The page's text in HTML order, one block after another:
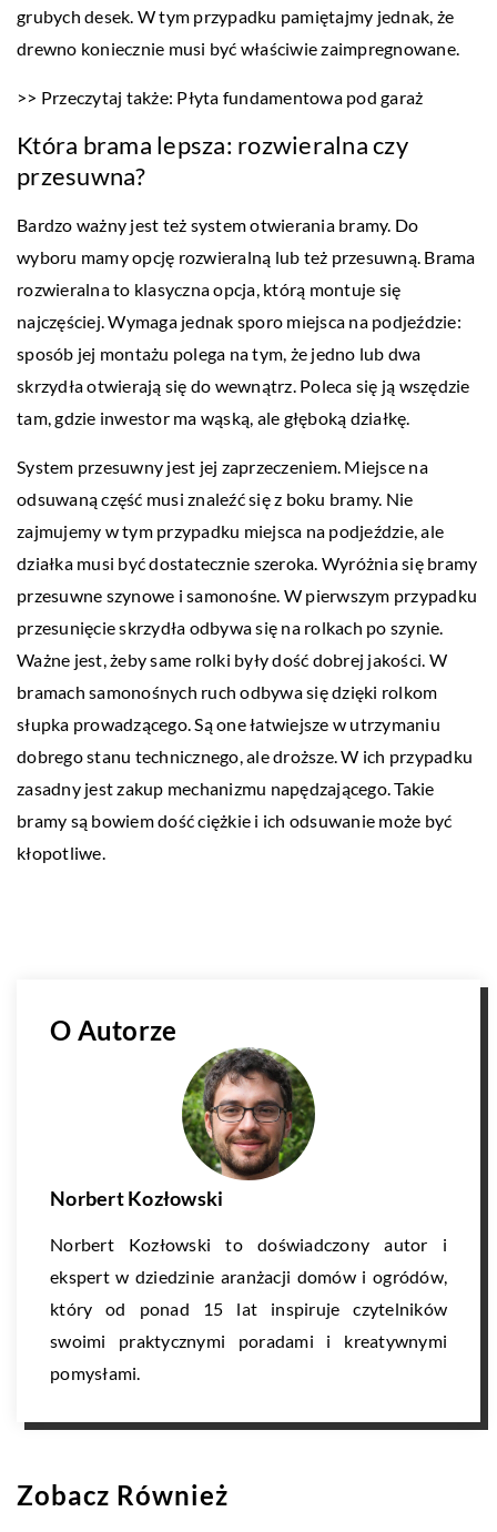
grubych desek. W tym przypadku pamiętajmy jednak, że
drewno koniecznie musi być właściwie zaimpregnowane.
>> Przeczytaj także: Płyta fundamentowa pod garaż
Która brama lepsza: rozwieralna czy
przesuwna?
Bardzo ważny jest też system otwierania bramy. Do
wyboru mamy opcję rozwieralną lub też przesuwną. Brama
rozwieralna to klasyczna opcja, którą montuje się
najczęściej. Wymaga jednak sporo miejsca na podjeździe:
sposób jej montażu polega na tym, że jedno lub dwa
skrzydła otwierają się do wewnątrz. Poleca się ją wszędzie
tam, gdzie inwestor ma wąską, ale głęboką działkę.
System przesuwny jest jej zaprzeczeniem. Miejsce na
odsuwaną część musi znaleźć się z boku bramy. Nie
zajmujemy w tym przypadku miejsca na podjeździe, ale
działka musi być dostatecznie szeroka. Wyróżnia się bramy
przesuwne szynowe i samonośne. W pierwszym przypadku
przesunięcie skrzydła odbywa się na rolkach po szynie.
Ważne jest, żeby same rolki były dość dobrej jakości. W
bramach samonośnych ruch odbywa się dzięki rolkom
słupka prowadzącego. Są one łatwiejsze w utrzymaniu
dobrego stanu technicznego, ale droższe. W ich przypadku
zasadny jest zakup mechanizmu napędzającego. Takie
bramy są bowiem dość ciężkie i ich odsuwanie może być
kłopotliwe.
O Autorze
Norbert Kozłowski
Norbert Kozłowski to doświadczony autor i
ekspert w dziedzinie aranżacji domów i ogródów,
który od ponad 15 lat inspiruje czytelników
swoimi praktycznymi poradami i kreatywnymi
pomysłami.
Zobacz Również